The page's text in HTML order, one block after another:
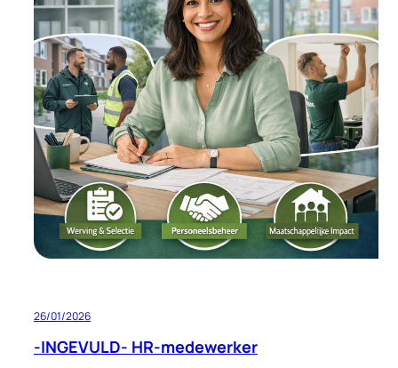
26/01/2026
-INGEVULD- HR-medewerker